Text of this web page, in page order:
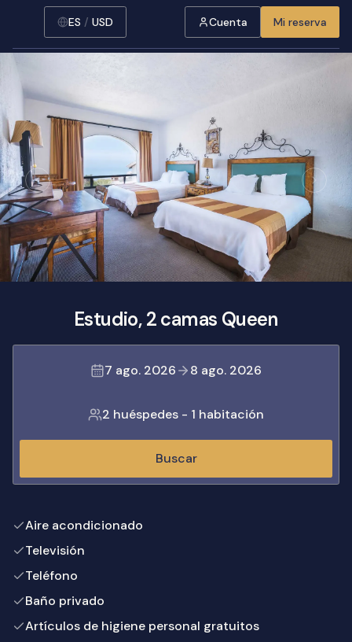
ES / USD Cuenta Mi reserva
Estudio, 2 camas Queen
7 ago. 2026 8 ago. 2026
2 huéspedes - 1 habitación
Buscar
Aire acondicionado
Televisión
Teléfono
Baño privado
Artículos de higiene personal gratuitos